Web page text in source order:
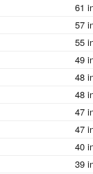
61
57
55
49
48
48
47
47
40
39